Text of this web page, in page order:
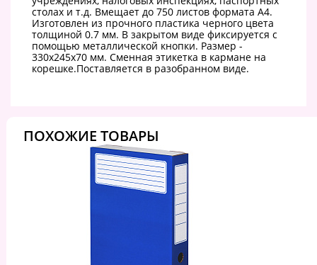
столах и т.д. Вмещает до 750 листов формата А4.
Изготовлен из прочного пластика черного цвета
толщиной 0.7 мм. В закрытом виде фиксируется с
помощью металлической кнопки. Размер -
330х245х70 мм. Сменная этикетка в кармане на
корешке.Поставляется в разобранном виде.
ПОХОЖИЕ ТОВАРЫ